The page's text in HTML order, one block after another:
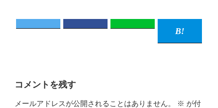
コメントを残す
メールアドレスが公開されることはありません。 ※ が付